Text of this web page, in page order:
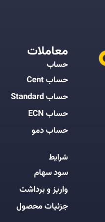
معاملات
حساب
حساب Cent
حساب Standard
حساب ECN
حساب دمو
شرایط
سود سهام
واریز و برداشت
جزئیات محصول